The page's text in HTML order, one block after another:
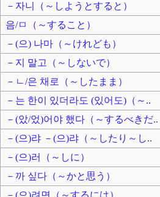
－자니（～しようとすると）
음/ㅁ（～すること）
－(으) 나마（～けれども）
－지 말고（～しないで）
－ㄴ/은 채로（～したまま）
－는 한이 있더라도 (있어도)（～..
－(았/었)어야 했다（～するべきだ..
－(으)랴 －(으)랴（～したり～し..
－(으)러（～しに）
－까 싶다（～かと思う）
－(으)려면（～するには）